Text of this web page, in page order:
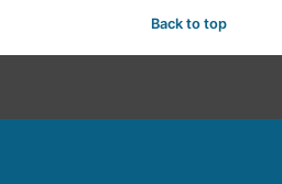
Back to top